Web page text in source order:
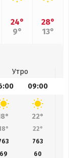
24°
9°
28°
13°
Утро
09:00
22°
22°
763
69 60